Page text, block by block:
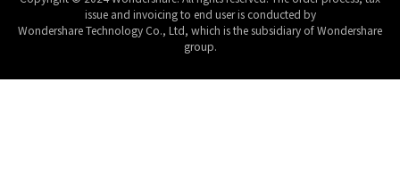
issue and invoicing to end user is conducted by
Wondershare Technology Co., Ltd, which is the subsidiary of Wondershare
group.